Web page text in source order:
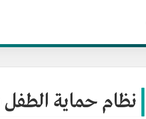
نظام حماية